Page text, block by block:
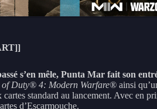
s’en mêle, Punta Mar fait son
Duty® 4: Modern Warfare® ainsi
cartes standard au lancement. Avec en
d’Escarmouche.